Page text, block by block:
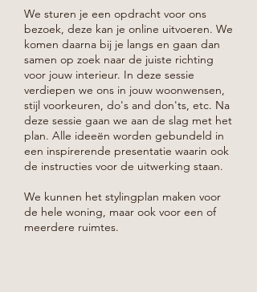
We sturen je een opdracht voor ons
bezoek, deze kan je online uitvoeren. We
komen daarna bij je langs en gaan dan
samen op zoek naar de juiste richting
voor jouw interieur. In deze sessie
verdiepen we ons in jouw woonwensen,
stijl voorkeuren, do's and don'ts, etc. Na
deze sessie gaan we aan de slag met het
plan. Alle ideeën worden gebundeld in
een inspirerende presentatie waarin ook
de instructies voor de uitwerking staan.
We kunnen het stylingplan maken voor
de hele woning, maar ook voor een of
meerdere ruimtes.